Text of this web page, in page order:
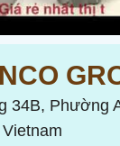
34B, Phường